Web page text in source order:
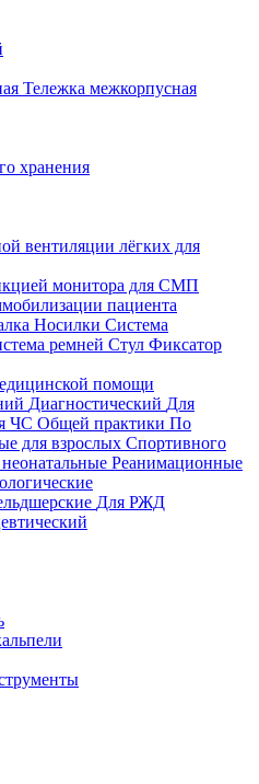
Тележка межкорпусная
хранения
вентиляции лёгких для
монитора для СМП
пациента
Носилки Система
ремней Стул Фиксатор
помощи
Диагностический Для
ЧС Общей практики По
для взрослых Спортивного
Реанимационные
Для РЖД